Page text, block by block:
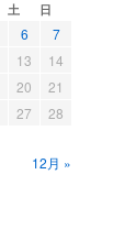
土 日
12月 »
6
7
13
14
20
21
27
28